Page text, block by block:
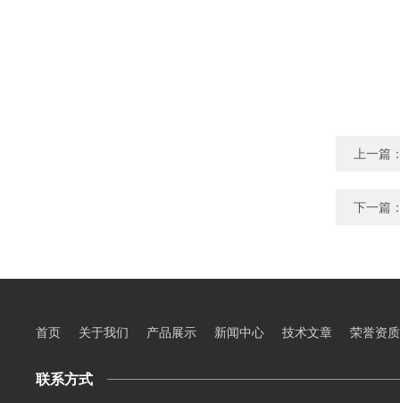
上一篇
下一篇
首页 关于我们 产品展示 新闻中心 技术文章 荣誉资质
联系方式